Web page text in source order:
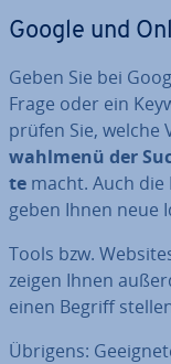
Google und
Geben Sie bei
Frage oder ein
prüfen Sie, welche
wahl­me­nü der
te macht. Auch die
geben Ihnen neue
Tools bzw.
zeigen Ihnen
einen Begriff
Übrigens: